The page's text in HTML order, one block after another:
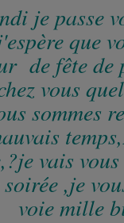
je passe
que
de fête de
vous
sommes
vais
,je
voie mille